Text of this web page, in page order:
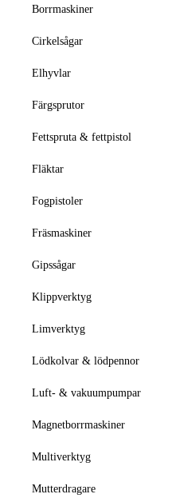
Borrmaskiner
Cirkelsågar
Elhyvlar
Färgsprutor
Fettspruta & fettpistol
Fläktar
Fogpistoler
Fräsmaskiner
Gipssågar
Klippverktyg
Limverktyg
Lödkolvar & lödpennor
Luft- & vakuumpumpar
Magnetborrmaskiner
Multiverktyg
Mutterdragare